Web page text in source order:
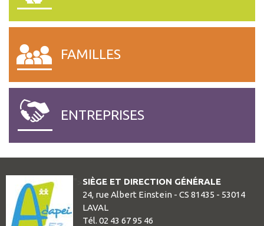
FAMILLES
ENTREPRISES
SIÈGE ET DIRECTION GÉNÉRALE
24, rue Albert Einstein - CS 81435 - 53014
LAVAL
Tél. 02 43 67 95 46